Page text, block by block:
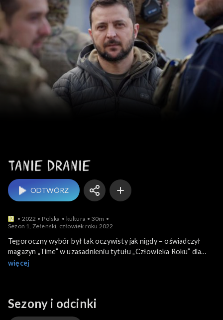
Tanie dranie
ODTWÓRZ
2022 Polska kultura
30m
Sezon 1, Zełenski, człowiek roku 2022
Tegoroczny wybór był tak oczywisty jak nigdy – oświadczył
magazyn „Time” w uzasadnieniu tytułu „Człowieka Roku” dla
Wołodymyra Zełenskiego. Redakcja mówi, że dotyczy to także
sławnymi dziś słowami „potrzebuję broni a nie podwiezienia”.
Jak świat patrzy na prezydenta Ukrainy? Czy jest bohaterem
więcej
Sezony i odcinki